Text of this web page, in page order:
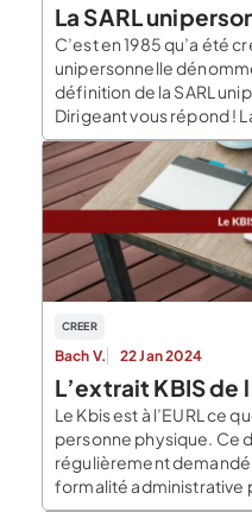
La SARL
C’est en 1985 qu’a été
unipersonnelle
définition de la SARL
Dirigeant vous répond !
unipersonnelle Une
société commerciale qui
Elle doit
[…]
CREER
Bach V. 22 Jan 2024
L’extrait KBIS de
Le Kbis est à l’EURL ce
personne physique. Ce
régulièrement demandé
formalité administrative